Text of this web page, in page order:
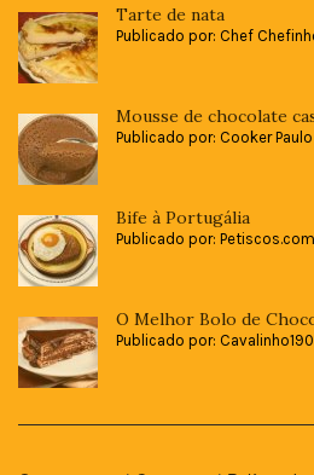
Tarte de nata
Publicado por: Chef
Mousse de chocolate
Publicado por: Cooker
Bife à Portugália
Publicado por: Petiscos.com
O Melhor Bolo de
Publicado por: